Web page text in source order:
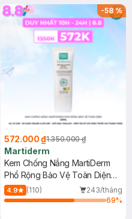
-58%
572.000 ₫1.350.000 ₫
Martiderm
Kem Chống Nắng MartiDerm
Phổ Rộng Bảo Vệ Toàn Diện
40ml
4.9 (110)
243/tháng
69%